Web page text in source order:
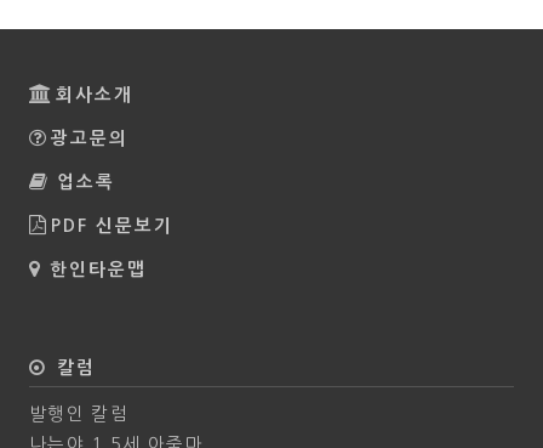
회사소개
광고문의
업소록
PDF 신문보기
한인타운맵
칼럼
발행인 칼럼
나는야 1.5세 아줌마